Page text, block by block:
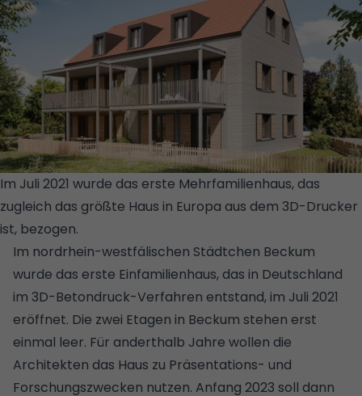
Im Juli 2021 wurde das erste Mehrfamilienhaus, das
zugleich das größte Haus in Europa aus dem 3D-Drucker
ist, bezogen.
Im nordrhein-westfälischen Städtchen Beckum
wurde das erste Einfamilienhaus, das in Deutschland
im 3D-Betondruck-Verfahren entstand, im Juli 2021
eröffnet. Die zwei Etagen in Beckum stehen erst
einmal leer. Für anderthalb Jahre wollen die
Architekten das Haus zu Präsentations- und
Forschungszwecken nutzen. Anfang 2023 soll dann